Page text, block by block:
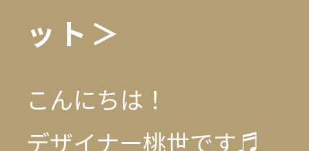
ット＞
こんにちは！
デザイナー桃世です♬